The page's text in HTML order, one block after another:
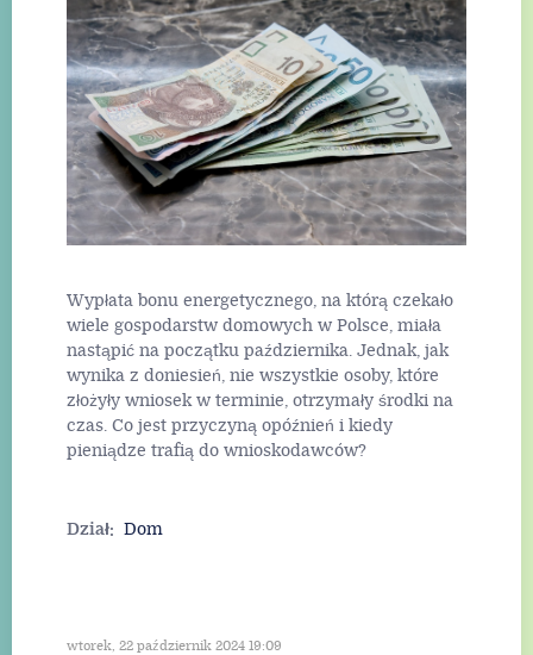
Wypłata bonu energetycznego, na którą czekało
wiele gospodarstw domowych w Polsce, miała
nastąpić na początku października. Jednak, jak
wynika z doniesień, nie wszystkie osoby, które
złożyły wniosek w terminie, otrzymały środki na
czas. Co jest przyczyną opóźnień i kiedy
pieniądze trafią do wnioskodawców?
Dział: Dom
wtorek, 22 październik 2024 19:09